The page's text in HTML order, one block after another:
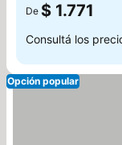
De $ 1.771
Consultá los
Opción popular